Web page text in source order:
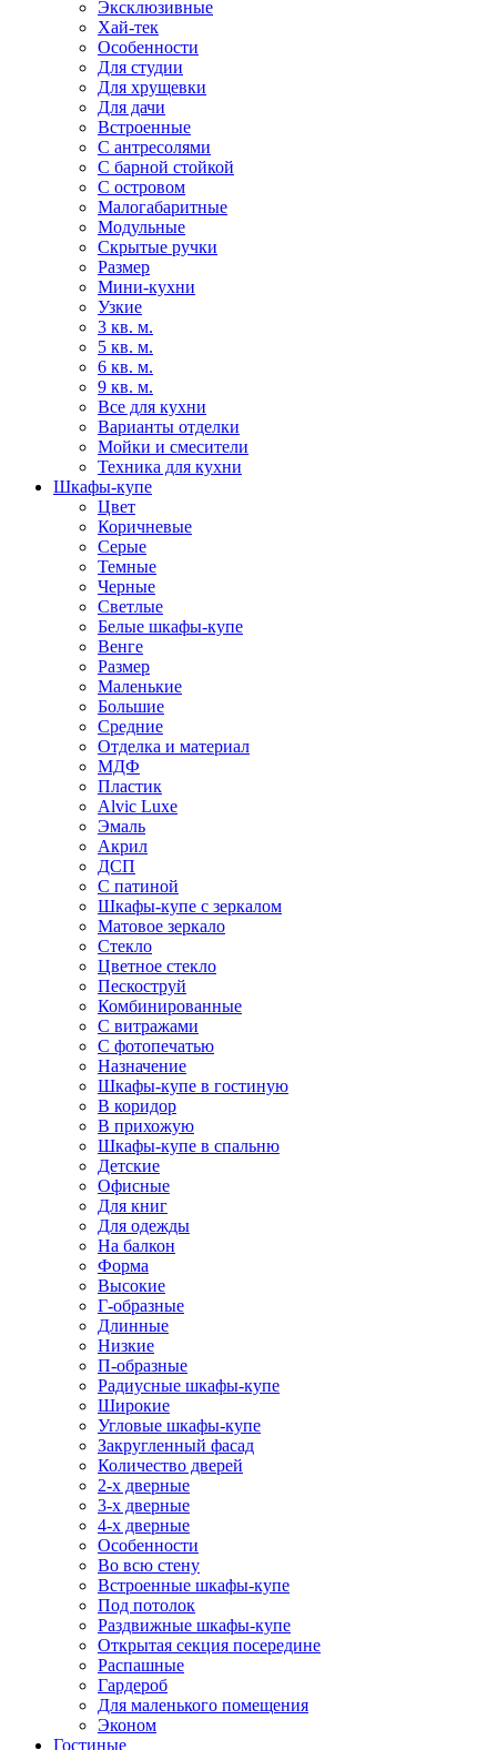
Эксклюзивные
Хай-тек
Особенности
Для студии
Для хрущевки
Для дачи
Встроенные
С антресолями
С барной стойкой
С островом
Малогабаритные
Модульные
Скрытые ручки
Размер
Мини-кухни
Узкие
3 кв. м.
5 кв. м.
6 кв. м.
9 кв. м.
Все для кухни
Варианты отделки
Мойки и смесители
Техника для кухни
Шкафы-купе
Цвет
Коричневые
Серые
Темные
Черные
Светлые
Белые шкафы-купе
Венге
Размер
Маленькие
Большие
Средние
Отделка и материал
МДФ
Пластик
Alvic Luxe
Эмаль
Акрил
ДСП
С патиной
Шкафы-купе с зеркалом
Матовое зеркало
Стекло
Цветное стекло
Пескоструй
Комбинированные
С витражами
С фотопечатью
Назначение
Шкафы-купе в гостиную
В коридор
В прихожую
Шкафы-купе в спальню
Детские
Офисные
Для книг
Для одежды
На балкон
Форма
Высокие
Г-образные
Длинные
Низкие
П-образные
Радиусные шкафы-купе
Широкие
Угловые шкафы-купе
Закругленный фасад
Количество дверей
2-х дверные
3-х дверные
4-х дверные
Особенности
Во всю стену
Встроенные шкафы-купе
Под потолок
Раздвижные шкафы-купе
Открытая секция посередине
Распашные
Гардероб
Для маленького помещения
Эконом
Гостиные